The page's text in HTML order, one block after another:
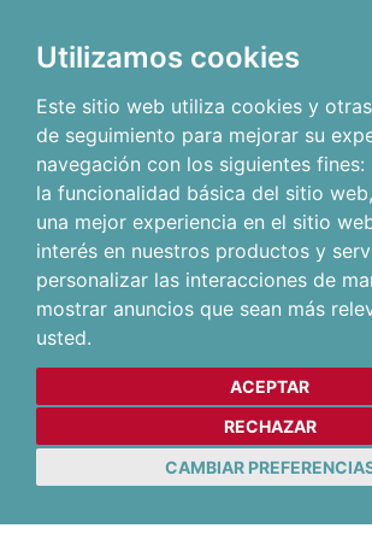
Utilizamos cookies
Este sitio web utiliza cookies y
de seguimiento para mejorar su
navegación con los siguientes fines:
la funcionalidad básica del sitio web,
una mejor experiencia en el sitio
interés en nuestros productos y
personalizar las interacciones de
mostrar anuncios que sean más
usted.
ACEPTAR
RECHAZAR
CAMBIAR